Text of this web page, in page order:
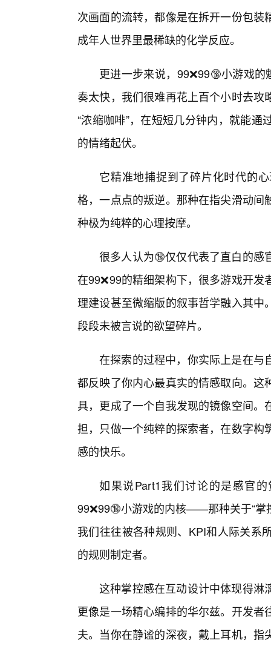
次画面的流转，都像是在拆开一份包
成年人世界里最稀缺的化学反应。
更进一步来说，99❌99🔞小游戏
奏太快，我们很难再花上百个小时去
“浓缩咖啡”，在短短几分钟内，就能
的情绪起伏。
它精准地捕捉到了碎片化时代的
格，一点点的叛逆。那种在指尖滑动
种极为纯粹的心理按摩。
很多人认为🔞仅仅代表了直白的感
在99❌99的精细架构下，很多游戏开
理建设甚至微缩版的叙事哲学融入其
段段未被言说的欲望碎片。
在探索的过程中，你实际上是在与
都反映了你内心最真实的情感取向。这
具，更成了一个自我发现的镜像空间
担，只做一个纯粹的探索者，在数字
感的快乐。
如果说Part1我们讨论的是感官
99❌99🔞小游戏的内核——那种关于“掌
我们往往被各种规则、KPI和人际关系
的规则制定者。
这种掌控感在互动设计中体现得淋
更像是一场精心编排的华尔兹。开发
夫。当你在静谧的深夜，戴上耳机，